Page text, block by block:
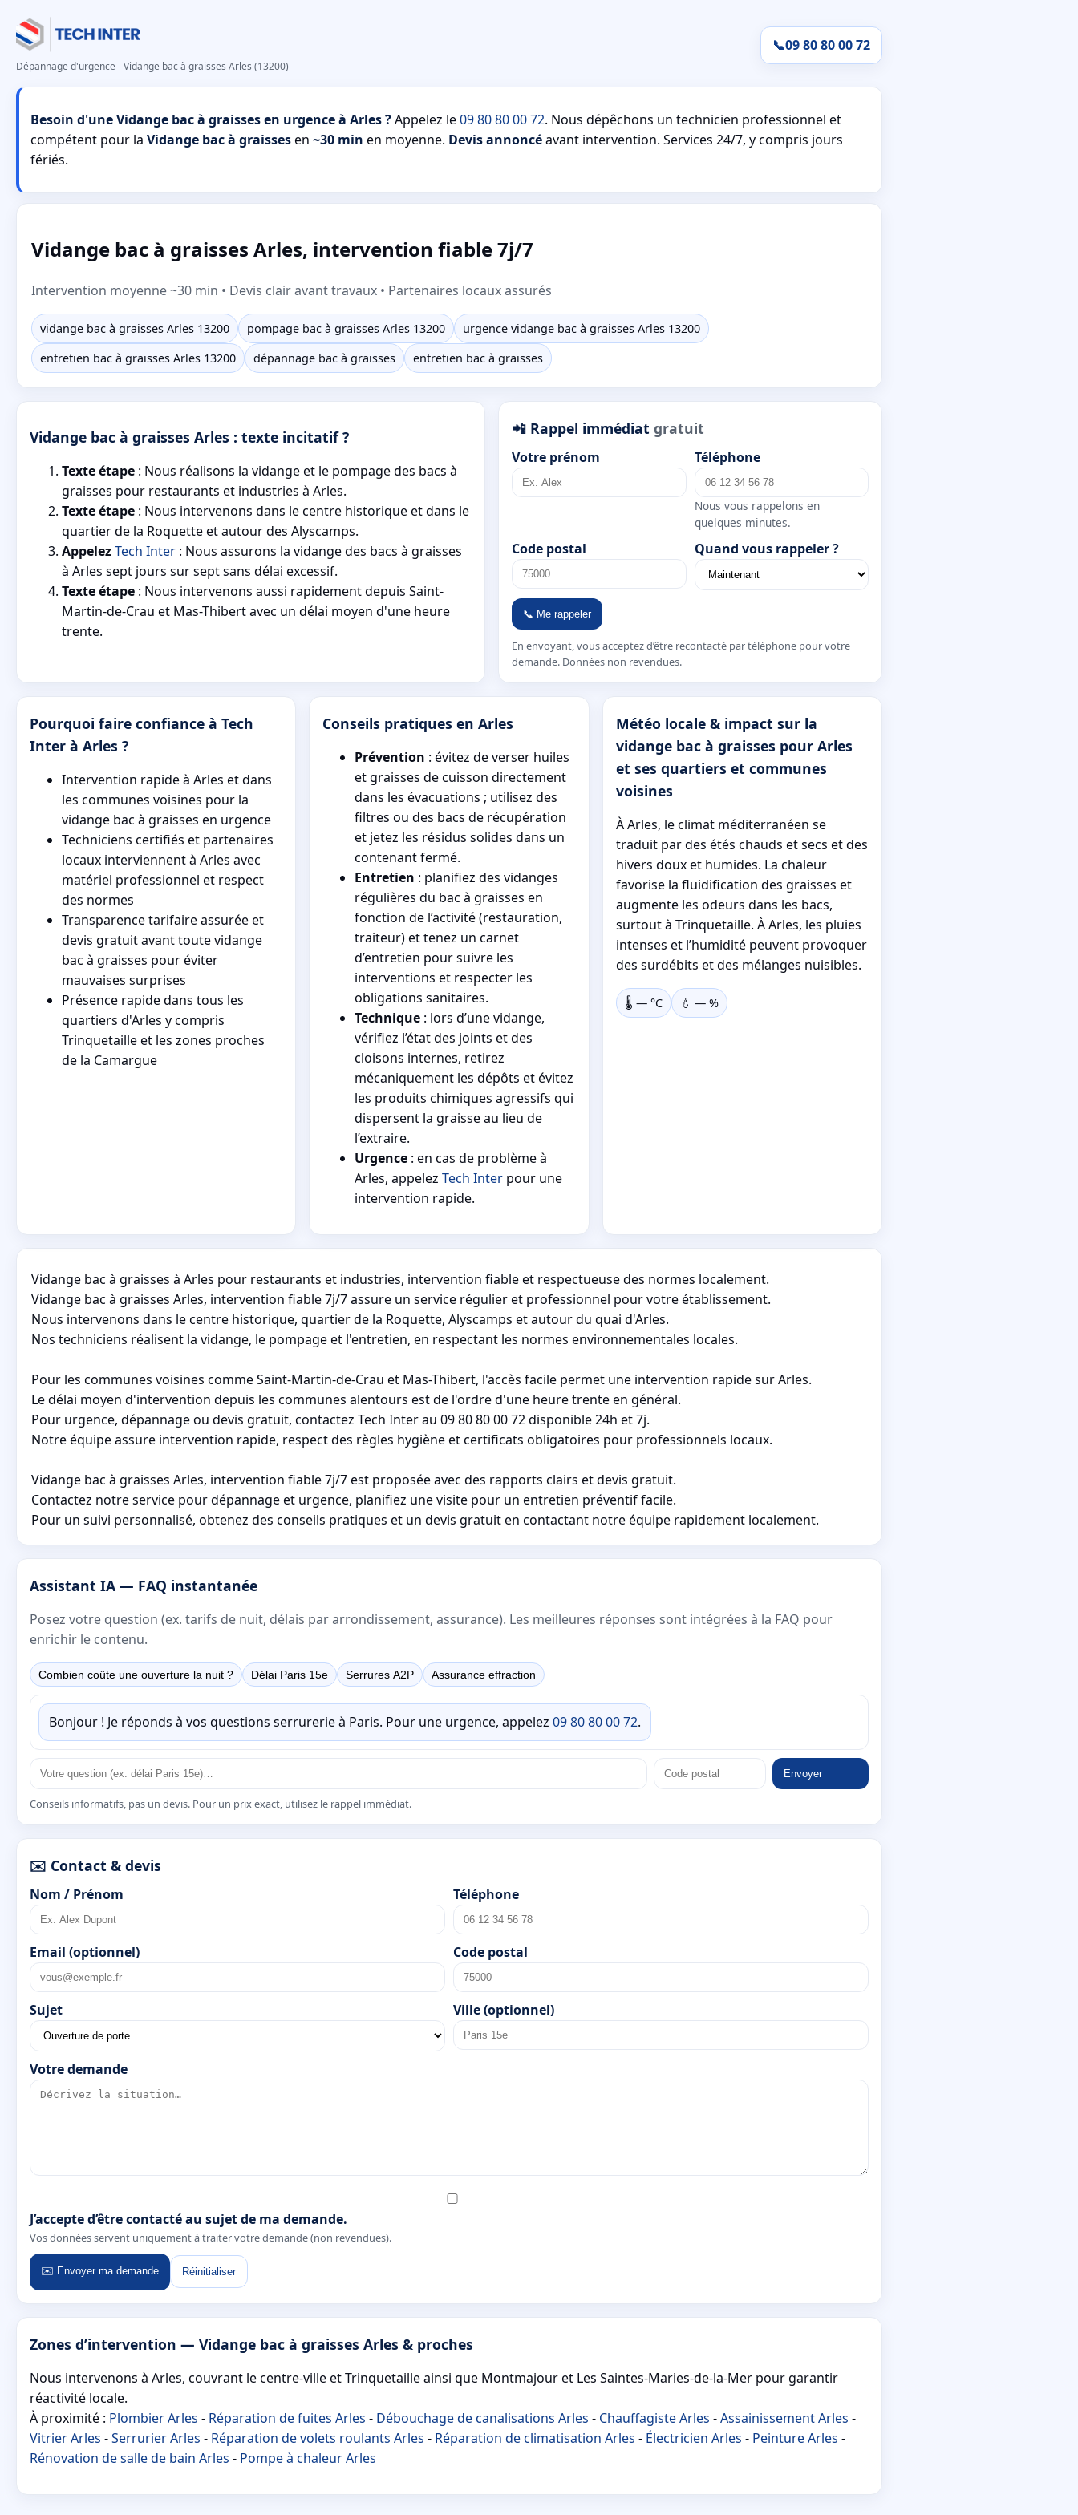
Dépannage d'urgence - Vidange bac à graisses Arles (13200)
📞09 80 80 00 72
Besoin d'une Vidange bac à graisses en urgence à Arles ?Appelez le09 80 80 00 72. Nous dépêchons un technicien professionnel et
compétent pour la Vidange bac à graissesen ~30 min en moyenne. Devis annoncéavant intervention. Services 24/7, y compris jours
fériés.
Vidange bac à graisses Arles, intervention fiable 7j/7
Intervention moyenne ~30 min • Devis clair avant travaux • Partenaires locaux assurés
vidange bac à graisses Arles 13200 pompage bac à graisses Arles 13200
urgence vidange bac à graisses Arles 13200
entretien bac à graisses Arles 13200
dépannage bac à graisses entretien bac à graisses
Vidange bac à graisses Arles : texte incitatif ?
Texte étape : Nous réalisons la vidange et le pompage des bacs à
graisses pour restaurants et industries à Arles.
Texte étape : Nous intervenons dans le centre historique et dans le
quartier de la Roquette et autour des Alyscamps.
AppelezTech Inter : Nous assurons la vidange des bacs à graisses
à Arles sept jours sur sept sans délai excessif.
Texte étape : Nous intervenons aussi rapidement depuis Saint-
Martin-de-Crau et Mas-Thibert avec un délai moyen d'une heure
trente.
📲 Rappel immédiatgratuit
Votre prénom Téléphone
Nous vous rappelons en
quelques minutes.
Code postal Quand vous rappeler ?
📞 Me rappeler
En envoyant, vous acceptez d’être recontacté par téléphone pour votre
demande. Données non revendues.
Pourquoi faire confiance à Tech
Inter à Arles ?
Intervention rapide à Arles et dans
les communes voisines pour la
vidange bac à graisses en urgence
Techniciens certifiés et partenaires
locaux interviennent à Arles avec
matériel professionnel et respect
des normes
Transparence tarifaire assurée et
devis gratuit avant toute vidange
bac à graisses pour éviter
mauvaises surprises
Présence rapide dans tous les
quartiers d'Arles y compris
Trinquetaille et les zones proches
de la Camargue
Conseils pratiques en Arles
Prévention : évitez de verser huiles
et graisses de cuisson directement
dans les évacuations ; utilisez des
filtres ou des bacs de récupération
et jetez les résidus solides dans un
contenant fermé.
Entretien : planifiez des vidanges
régulières du bac à graisses en
fonction de l’activité (restauration,
traiteur) et tenez un carnet
d’entretien pour suivre les
interventions et respecter les
obligations sanitaires.
Technique : lors d’une vidange,
vérifiez l’état des joints et des
cloisons internes, retirez
mécaniquement les dépôts et évitez
les produits chimiques agressifs qui
dispersent la graisse au lieu de
l’extraire.
Urgence : en cas de problème à
Arles, appelezTech Inter pour une
intervention rapide.
Météo locale & impact sur la
vidange bac à graisses pour Arles
et ses quartiers et communes
voisines
À Arles, le climat méditerranéen se
traduit par des étés chauds et secs et des
hivers doux et humides. La chaleur
favorise la fluidification des graisses et
augmente les odeurs dans les bacs,
surtout à Trinquetaille. À Arles, les pluies
intenses et l’humidité peuvent provoquer
des surdébits et des mélanges nuisibles.
🌡️ —°C 💧 —%
Vidange bac à graisses à Arles pour restaurants et industries, intervention fiable et respectueuse des normes localement.
Vidange bac à graisses Arles, intervention fiable 7j/7 assure un service régulier et professionnel pour votre établissement.
Nous intervenons dans le centre historique, quartier de la Roquette, Alyscamps et autour du quai d'Arles.
Nos techniciens réalisent la vidange, le pompage et l'entretien, en respectant les normes environnementales locales.
Pour les communes voisines comme Saint-Martin-de-Crau et Mas-Thibert, l'accès facile permet une intervention rapide sur Arles.
Le délai moyen d'intervention depuis les communes alentours est de l'ordre d'une heure trente en général.
Pour urgence, dépannage ou devis gratuit, contactez Tech Inter au 09 80 80 00 72 disponible 24h et 7j.
Notre équipe assure intervention rapide, respect des règles hygiène et certificats obligatoires pour professionnels locaux.
Vidange bac à graisses Arles, intervention fiable 7j/7 est proposée avec des rapports clairs et devis gratuit.
Contactez notre service pour dépannage et urgence, planifiez une visite pour un entretien préventif facile.
Pour un suivi personnalisé, obtenez des conseils pratiques et un devis gratuit en contactant notre équipe rapidement localement.
Assistant IA — FAQ instantanée
Posez votre question (ex. tarifs de nuit, délais par arrondissement, assurance). Les meilleures réponses sont intégrées à la FAQ pour
enrichir le contenu.
Combien coûte une ouverture la nuit ? Délai Paris 15e Serrures A2P Assurance effraction
Bonjour ! Je réponds à vos questions serrurerie à Paris. Pour une urgence, appelez 09 80 80 00 72.
Envoyer
Conseils informatifs, pas un devis. Pour un prix exact, utilisez le rappel immédiat.
✉️ Contact & devis
Nom / Prénom Téléphone
Email (optionnel) Code postal
Sujet Ville (optionnel)
Votre demande
J’accepte d’être contacté au sujet de ma demande.
Vos données servent uniquement à traiter votre demande (non revendues).
✉️ Envoyer ma demande Réinitialiser
Zones d’intervention — Vidange bac à graisses Arles & proches
Nous intervenons à Arles, couvrant le centre-ville et Trinquetaille ainsi que Montmajour et Les Saintes-Maries-de-la-Mer pour garantir
réactivité locale.
À proximité : Plombier Arles - Réparation de fuites Arles - Débouchage de canalisations Arles - Chauffagiste Arles -Assainissement Arles -
Vitrier Arles -Serrurier Arles - Réparation de volets roulants Arles - Réparation de climatisation Arles - Électricien Arles - Peinture Arles -
Rénovation de salle de bain Arles - Pompe à chaleur Arles